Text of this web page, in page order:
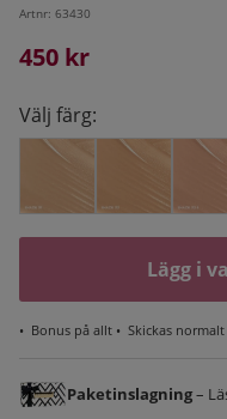
Artnr: 63430
450 kr
Välj färg:
Lägg i
• Bonus på allt • Skickas
Paketinslagning–